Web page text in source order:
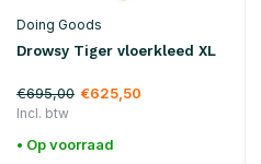
Doing Goods
Drowsy Tiger vloerkleed XL
€695,00 €625,50
Incl. btw
• Op voorraad